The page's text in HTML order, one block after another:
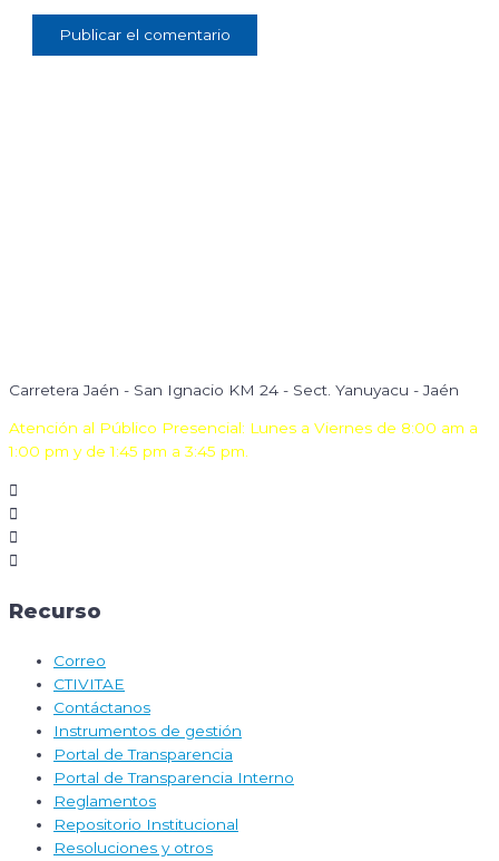
Carretera Jaén - San Ignacio KM 24 - Sect. Yanuyacu - Jaén
Atención al Público Presencial: Lunes a Viernes de 8:00 am a
1:00 pm y de 1:45 pm a 3:45 pm.
Recurso
Correo
CTIVITAE
Contáctanos
Instrumentos de gestión
Portal de Transparencia
Portal de Transparencia Interno
Reglamentos
Repositorio Institucional
Resoluciones y otros